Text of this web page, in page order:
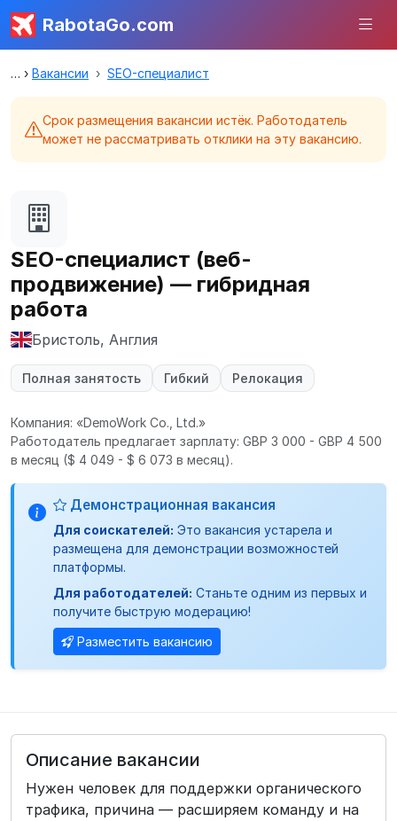
RabotaGo.com
Вакансии SEO-специалист
Срок размещения вакансии истёк. Работодатель
может не рассматривать отклики на эту вакансию.
SEO-специалист (веб-
продвижение) — гибридная
работа
Бристоль, Англия
Полная занятость Гибкий Релокация
Компания: «DemoWork Co., Ltd.»
Работодатель предлагает зарплату: GBP 3 000 - GBP 4 500
в месяц ($ 4 049 - $ 6 073 в месяц).
Демонстрационная вакансия
Для соискателей: Это вакансия устарела и
размещена для демонстрации возможностей
платформы.
Для работодателей: Станьте одним из первых и
получите быструю модерацию!
Разместить вакансию
Описание вакансии
Нужен человек для поддержки органического
трафика, причина — расширяем команду и на